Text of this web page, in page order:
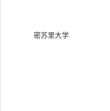
密苏里大学